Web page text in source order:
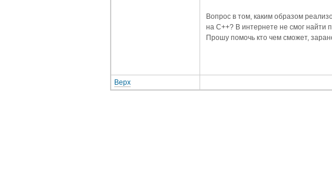
Вопрос в том, каким образом
на С++? В интернете не смог найти
Прошу помочь кто чем сможет,
Верх